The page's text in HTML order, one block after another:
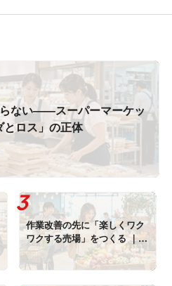
ーマーケットに共通する“まず動
ない――スーパーマーケッ
とロス」の正体
作業改善の先に「楽しくワク
ワクする売場」をつくる ｜
カルディとIKEAに学ぶ店舗体
験の高め方